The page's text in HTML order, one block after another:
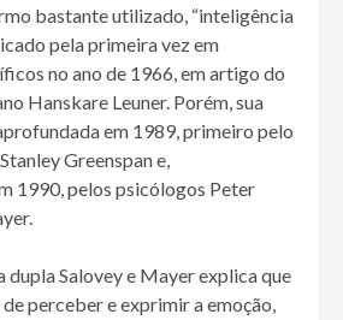
bastante utilizado, “inteligência
pela primeira vez em
no ano de 1966, em artigo do
Hanskare Leuner. Porém, sua
em 1989, primeiro pelo
Greenspan e,
1990, pelos psicólogos Peter
dupla Salovey e Mayer explica que
de perceber e exprimir a emoção,